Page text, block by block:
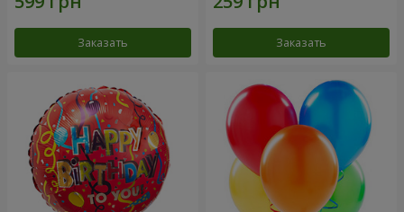
Заказать Заказать